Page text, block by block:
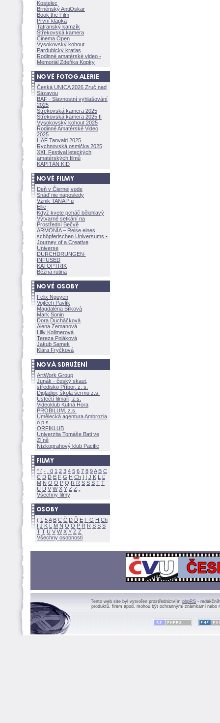
Kostelec
Brněnský AntiOskar
Book the Film
První klapka
Tatranský kamzík
Střekovská kamera
Cinema Open
Vysokovský kohout
Pardubický kraťas
Rodinné amatérské video -
Memoriál Zdeňka Kopky
Česká UNICA 2026 Zruč nad
Sázavou
BAF - Slavnostní vyhlašování
2025
Střekovská kamera 2025
Střekovská kamera 2025 II
Vysokovský kohout 2025
Rodinné Amatérské Video
2025
HAF Tanvald 2025
Rychnovská osmička 2025
XXI. Festival leteckých
amatérských filmů
KAPITÁN KID
Deň v Čiernej vode
Snáď nie naposledy
Vznik TANAP-u
Ellie
Když kvete pcháč bělohlavý
Výtvarné setkání na
Prostřední Bečvě
ARMONÍA – Reise eines
schöpferischen Universums •
Journey of a Creative
Universe
DURCHDRUNGEN·
INFUSED
KATOPTRIK
Běžná rutina
Felix Nguyen
Vojtěch Pavlík
Magdaléna Bílkov
Mark Sonin
Dora Ducháčkov
Alena Zemanov
Lilly Kollmerov
Tereza Polákov
Jakub Samek
Klára Fryčkov
ArtWork Group
Junák - český skaut,
středisko Příbor, z. s.
Digladior, škola šermu z.s.
Ústečtí filmaři, z.s.
Videoklub Kutná Hora
PROBILUM, z.s.
Umělecká agentura Ambrozia
o.p.s.
ORFIKLUB
Univerzita Tomáše Bati ve
Zlíně
Nízkoprahový klub Pacific
" ( - 0 1 2 3 4 5 6 7 8 9A B C
Č D Ď E F G H Ch I Í J K L
Ľ
M N O Ó P Q R Ř S Ś T Ť
U Ú V W X Y Z
Všechny filmy
( 1 5A B C Č D Ď E F G H Ch
I J K L M N Ó O P R Ř S Ś
Ť T U V W X Y Z
Všechny osobnosti
Tento web site byl vytvořen prostřednictvím phpRS -
produktů, firem apod. mohou být ochrannými známkami